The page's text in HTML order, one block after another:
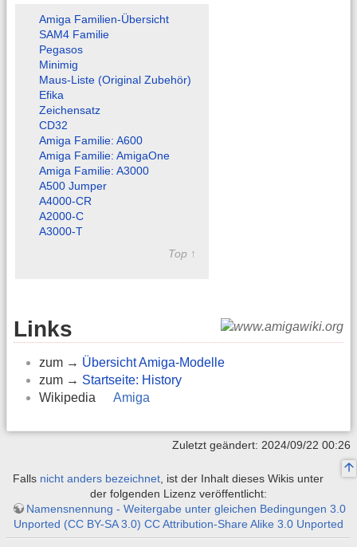
Amiga Familien-Übersicht
SAM4 Familie
Pegasos
Minimig
Maus-Liste (Original Zubehör)
Efika
Zeichensatz
CD32
Amiga Familie: A600
Amiga Familie: AmigaOne
Amiga Familie: A3000
A500 Jumper
A4000-CR
A2000-C
A3000-T
Top ↑
Links
zum → Übersicht Amiga-Modelle
zum → Startseite: History
Wikipedia
Amiga
Zuletzt geändert: 2024/09/22 00:26
Falls nicht anders bezeichnet , ist der Inhalt dieses Wikis unter
der folgenden Lizenz veröffentlicht:
Namensnennung - Weitergabe unter gleichen Bedingungen 3.0
Unported (CC BY-SA 3.0) CC Attribution-Share Alike 3.0 Unported